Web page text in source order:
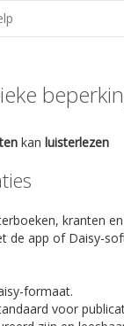
kan luisterlezen
kranten
app of Daisy-
formaat.
voor